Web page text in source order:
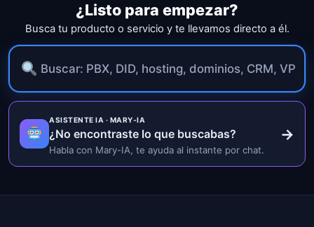
¿Listo para empezar?
Busca tu producto o servicio y te llevamos directo a él.
ASISTENTE IA · MARY-IA
¿No encontraste lo que buscabas?
Habla con Mary-IA, te ayuda al instante por chat.
→